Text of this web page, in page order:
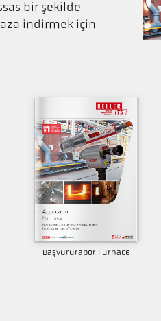
bir şekilde
indirmek için
Başvururapor Furnace